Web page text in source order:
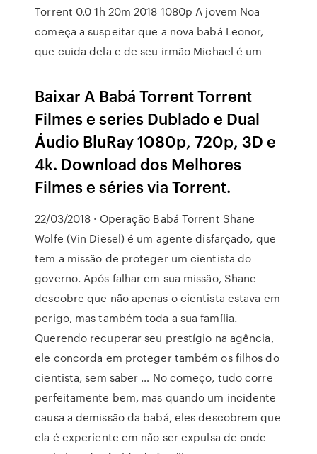
Torrent 0.0 1h 20m 2018 1080p A jovem Noa
começa a suspeitar que a nova babá Leonor,
que cuida dela e de seu irmão Michael é um
Baixar A Babá Torrent Torrent
Filmes e series Dublado e Dual
Áudio BluRay 1080p, 720p, 3D e
4k. Download dos Melhores
Filmes e séries via Torrent.
22/03/2018 · Operação Babá Torrent Shane
Wolfe (Vin Diesel) é um agente disfarçado, que
tem a missão de proteger um cientista do
governo. Após falhar em sua missão, Shane
descobre que não apenas o cientista estava em
perigo, mas também toda a sua família.
Querendo recuperar seu prestígio na agência,
ele concorda em proteger também os filhos do
cientista, sem saber … No começo, tudo corre
perfeitamente bem, mas quando um incidente
causa a demissão da babá, eles descobrem que
ela é experiente em não ser expulsa de onde